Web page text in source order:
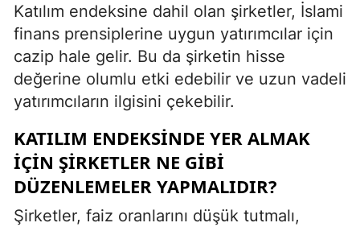
Katılım endeksine dahil olan şirketler, İslami
finans prensiplerine uygun yatırımcılar için
cazip hale gelir. Bu da şirketin hisse
değerine olumlu etki edebilir ve uzun vadeli
yatırımcıların ilgisini çekebilir.
KATILIM ENDEKSINDE YER ALMAK
IÇIN ŞIRKETLER NE GIBI
DÜZENLEMELER YAPMALIDIR?
Şirketler, faiz oranlarını düşük tutmalı,